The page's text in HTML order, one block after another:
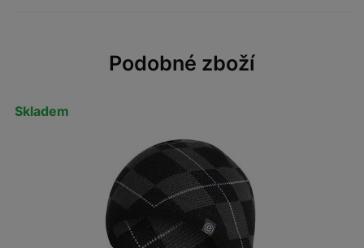
Podobné zboží
Skladem